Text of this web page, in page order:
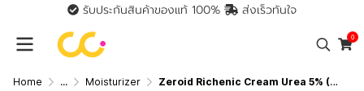
รับประกันสินค้าของแท้ 100% ส่งเร็วทันใจ
0
Home ... Moisturizer Zeroid Richenic Cream Urea 5% (60ml) ซีรอย มอยส์เจอร์ไรเซอร์ เข้มข้น สยบผิวแห้งแตก เป็นขุย ตกสะเก็ด อย่างอ่อนโยน